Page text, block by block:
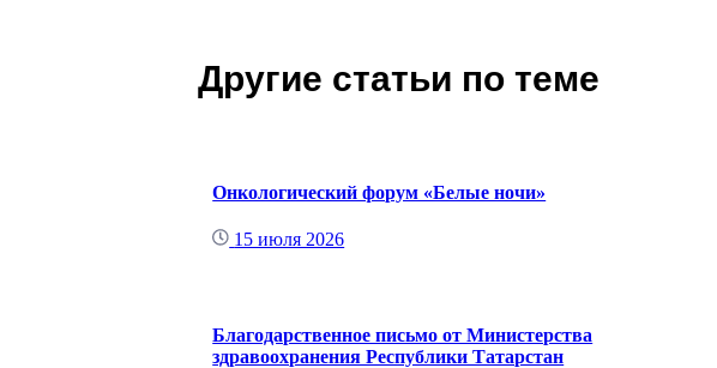
Другие статьи по теме
Онкологический форум «Белые ночи»
15 июля 2026
Благодарственное письмо от Министерства
здравоохранения Республики Татарстан